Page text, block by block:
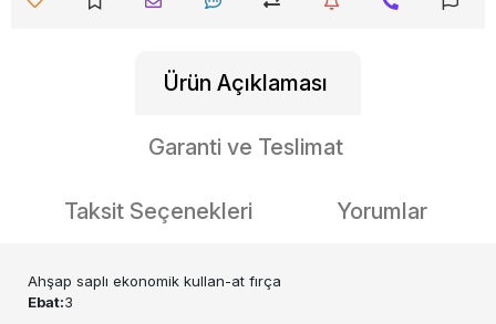
Ürün Açıklaması
Garanti ve Teslimat
Taksit Seçenekleri Yorumlar
Ahşap saplı ekonomik kullan-at fırça
Ebat:3